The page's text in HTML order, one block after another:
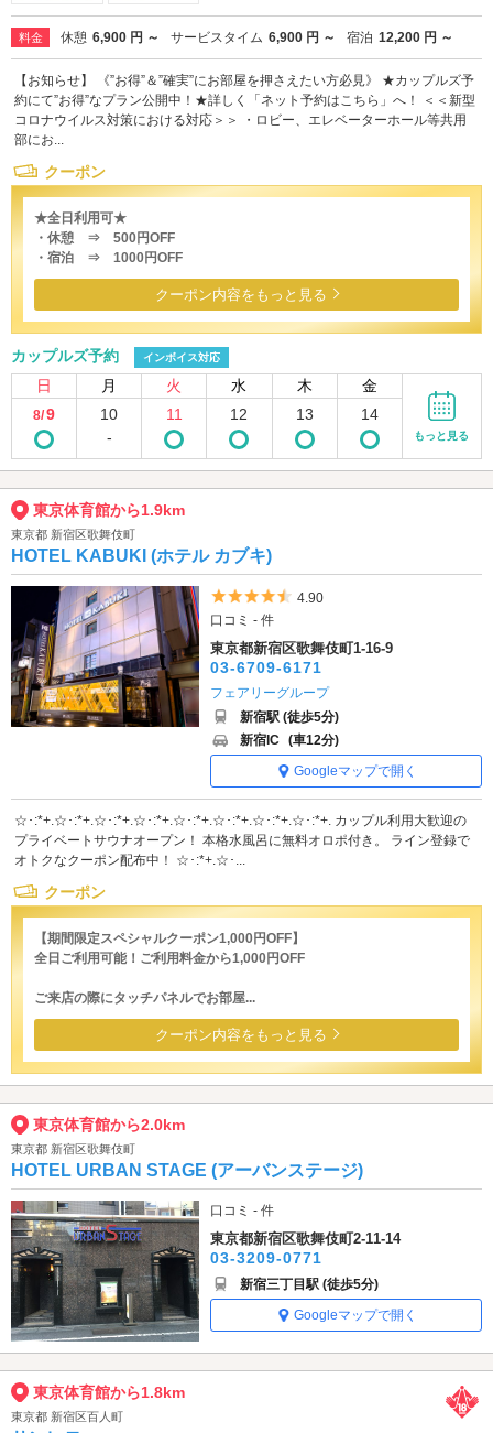
料金 休憩 6,900 円 ～ サービスタイム 6,900 円 ～ 宿泊 12,200 円 ～
【お知らせ】 《”お得”＆”確実”にお部屋を押さえたい方必見》 ★カップルズ予
約にて”お得”なプラン公開中！★詳しく「ネット予約はこちら」へ！ ＜＜新型
コロナウイルス対策における対応＞＞ ・ロビー、エレベーターホール等共用
部にお...
クーポン
★全日利用可★
・休憩 ⇒ 500円OFF
・宿泊 ⇒ 1000円OFF
クーポン内容をもっと見る
カップルズ予約 インボイス対応
日 月 火 水 木 金
8/9
10
-
11 12 13 14
もっと見る
東京体育館から1.9km
東京都 新宿区歌舞伎町
HOTEL KABUKI (ホテル カブキ)
5つ星のうち4.5
4.90
口コミ - 件
東京都新宿区歌舞伎町1-16-9
03-6709-6171
フェアリーグループ
新宿駅 (徒歩5分)
新宿IC (車12分)
Googleマップで開く
☆･:*+.☆･:*+.☆･:*+.☆･:*+.☆･:*+.☆･:*+.☆･:*+.☆･:*+. カップル利用大歓迎の
プライベートサウナオープン！ 本格水風呂に無料オロポ付き。 ライン登録で
オトクなクーポン配布中！ ☆･:*+.☆･...
クーポン
【期間限定スペシャルクーポン1,000円OFF】
全日ご利用可能！ご利用料金から1,000円OFF
ご来店の際にタッチパネルでお部屋...
クーポン内容をもっと見る
東京体育館から2.0km
東京都 新宿区歌舞伎町
HOTEL URBAN STAGE (アーバンステージ)
口コミ - 件
東京都新宿区歌舞伎町2-11-14
03-3209-0771
新宿三丁目駅 (徒歩5分)
Googleマップで開く
東京体育館から1.8km
東京都 新宿区百人町